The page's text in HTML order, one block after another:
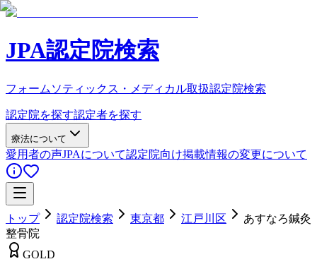
JPA認定院検索
フォームソティックス・メディカル取扱認定院検索
認定院を探す認定者を探す
療法について
愛用者の声JPAについて認定院向け掲載情報の変更について
トップ 認定院検索 東京都 江戸川区
あすなろ鍼灸
整骨院
GOLD